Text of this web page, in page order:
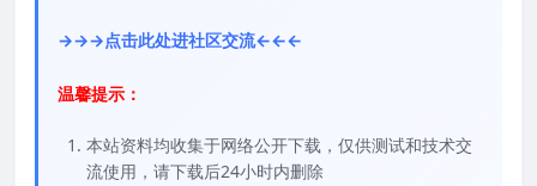
→→→点击此处进社区交流←←←
温馨提示：
本站资料均收集于网络公开下载，仅供测试和技术交
流使用，请下载后24小时内删除